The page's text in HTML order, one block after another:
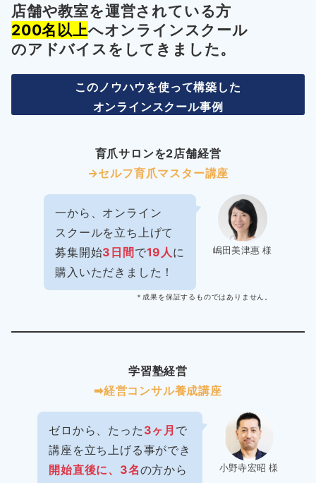
店舗や教室を運営されている方
200名以上へオンラインスクール
のアドバイスをしてきました。
このノウハウを使って構築した
オンラインスクール事例
育爪サロンを2店舗経営
→セルフ育爪マスター講座
嶋田美津惠 様
一から、オンライン
スクールを立ち上げて
募集開始3日間 で19人に
購入いただきました！
＊成果を保証するものではありません。
学習塾経営
➡︎経営コンサル養成講座
小野寺宏昭 様
ゼロから、たった 3ヶ月 で
講座を立ち上げる事ができ
開始直後に、3名の方から